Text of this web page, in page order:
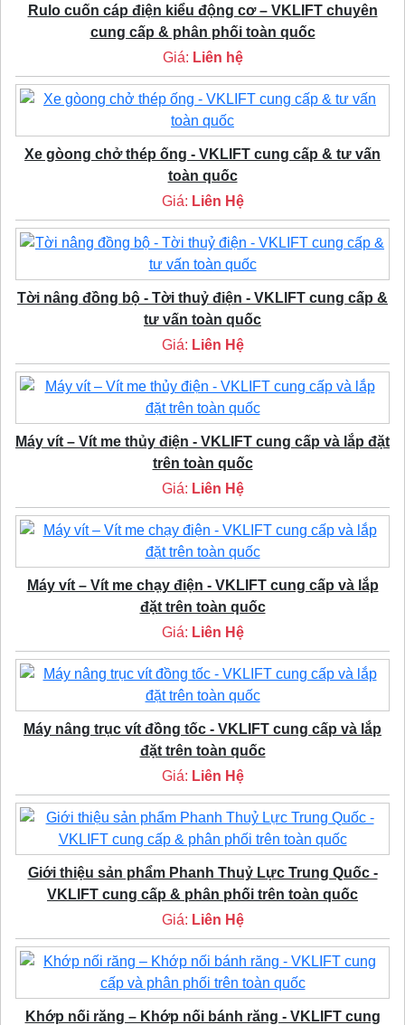
Rulo cuốn cáp điện kiểu động cơ – VKLIFT chuyên
cung cấp & phân phối toàn quốc
Giá: Liên hệ
Xe gòong chở thép ống - VKLIFT cung cấp & tư vấn
toàn quốc
Giá: Liên Hệ
Tời nâng đồng bộ - Tời thuỷ điện - VKLIFT cung cấp &
tư vấn toàn quốc
Giá: Liên Hệ
Máy vít – Vít me thủy điện - VKLIFT cung cấp và lắp đặt
trên toàn quốc
Giá: Liên Hệ
Máy vít – Vít me chạy điện - VKLIFT cung cấp và lắp
đặt trên toàn quốc
Giá: Liên Hệ
Máy nâng trục vít đồng tốc - VKLIFT cung cấp và lắp
đặt trên toàn quốc
Giá: Liên Hệ
Giới thiệu sản phẩm Phanh Thuỷ Lực Trung Quốc -
VKLIFT cung cấp & phân phối trên toàn quốc
Giá: Liên Hệ
Khớp nối răng – Khớp nối bánh răng - VKLIFT cung